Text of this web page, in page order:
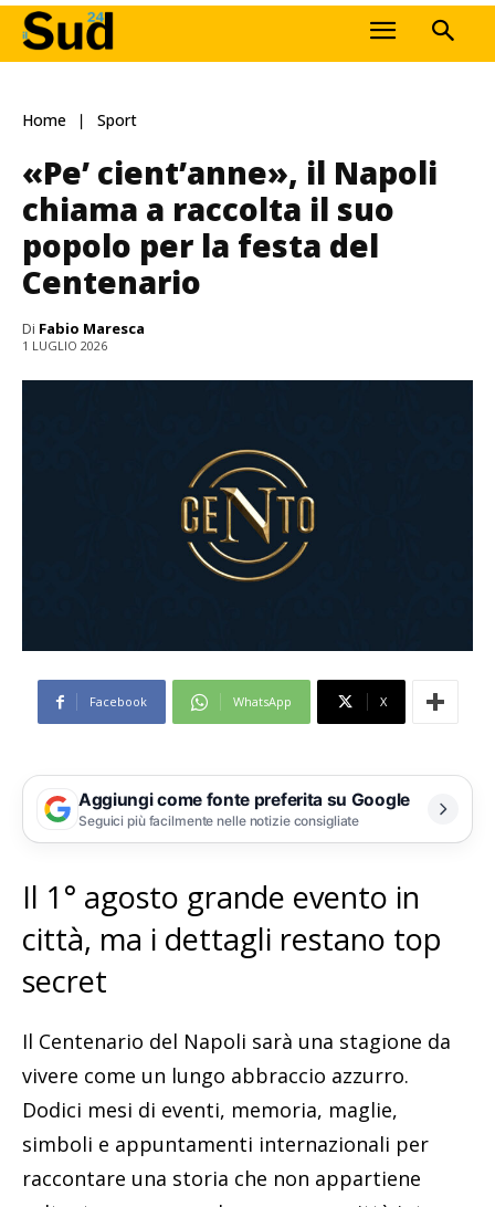
Home Sport
«Pe’ cient’anne», il Napoli
chiama a raccolta il suo
popolo per la festa del
Centenario
Di Fabio Maresca
1 LUGLIO 2026
Facebook WhatsApp X
Aggiungi come fonte preferita su Google
Seguici più facilmente nelle notizie consigliate
Il 1° agosto grande evento in
città, ma i dettagli restano top
secret
Il Centenario del Napoli sarà una stagione da
vivere come un lungo abbraccio azzurro.
Dodici mesi di eventi, memoria, maglie,
simboli e appuntamenti internazionali per
raccontare una storia che non appartiene